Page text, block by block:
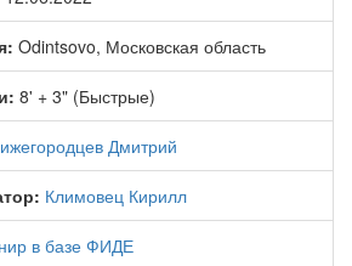
Odintsovo, Московская область
8' + 3" (Быстрые)
Дмитрий
Климовец Кирилл
в базе ФИДЕ